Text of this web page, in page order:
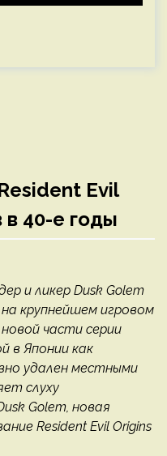
Evil
в 40-е годы
и ликер Dusk Golem
крупнейшем игровом
части серии
в Японии как
удален местными
слуху
Golem, новая
Resident Evil Origins